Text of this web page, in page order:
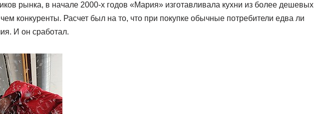
рынка, в начале 2000-х годов «Мария» изготавливала кухни из более дешевых
конкуренты. Расчет был на то, что при покупке обычные потребители едва ли
И он сработал.